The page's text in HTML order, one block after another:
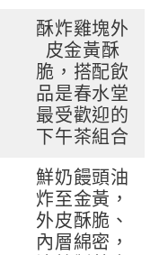
酥炸雞塊外
皮金黃酥
脆，搭配飲
品是春水堂
最受歡迎的
下午茶組合
鮮奶饅頭油
炸至金黃，
外皮酥脆、
內層綿密，